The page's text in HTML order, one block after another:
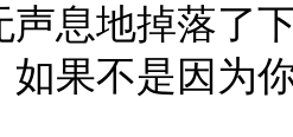
息地掉落了
如果不是因为